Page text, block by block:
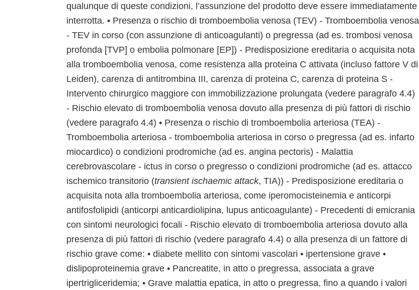
qualunque di queste condizioni, l’assunzione del prodotto deve essere immediatamente
interrotta. • Presenza o rischio di tromboembolia venosa (TEV) - Tromboembolia venosa
- TEV in corso (con assunzione di anticoagulanti) o pregressa (ad es. trombosi venosa
profonda [TVP] o embolia polmonare [EP]) - Predisposizione ereditaria o acquisita nota
alla tromboembolia venosa, come resistenza alla proteina C attivata (incluso fattore V di
Leiden), carenza di antitrombina III, carenza di proteina C, carenza di proteina S -
Intervento chirurgico maggiore con immobilizzazione prolungata (vedere paragrafo 4.4)
- Rischio elevato di tromboembolia venosa dovuto alla presenza di più fattori di rischio
(vedere paragrafo 4.4) • Presenza o rischio di tromboembolia arteriosa (TEA) -
Tromboembolia arteriosa - tromboembolia arteriosa in corso o pregressa (ad es. infarto
miocardico) o condizioni prodromiche (ad es. angina pectoris) - Malattia
cerebrovascolare - ictus in corso o pregresso o condizioni prodromiche (ad es. attacco
ischemico transitorio (transient ischaemic attack, TIA)) - Predisposizione ereditaria o
acquisita nota alla tromboembolia arteriosa, come iperomocisteinemia e anticorpi
antifosfolipidi (anticorpi anticardiolipina, lupus anticoagulante) - Precedenti di emicrania
con sintomi neurologici focali - Rischio elevato di tromboembolia arteriosa dovuto alla
presenza di più fattori di rischio (vedere paragrafo 4.4) o alla presenza di un fattore di
rischio grave come: • diabete mellito con sintomi vascolari • ipertensione grave •
dislipoproteinemia grave • Pancreatite, in atto o pregressa, associata a grave
ipertrigliceridemia; • Grave malattia epatica, in atto o pregressa, fino a quando i valori